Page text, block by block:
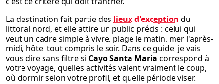
La destination fait partie des lieux d'exception du
littoral nord, et elle attire un public précis : celui qui
veut un cadre simple à vivre, plage le matin, mer l'après-
midi, hôtel tout compris le soir. Dans ce guide, je vais
vous dire sans filtre si Cayo Santa Maria correspond à
votre voyage, quelles activités valent vraiment le coup,
où dormir selon votre profil, et quelle période viser.